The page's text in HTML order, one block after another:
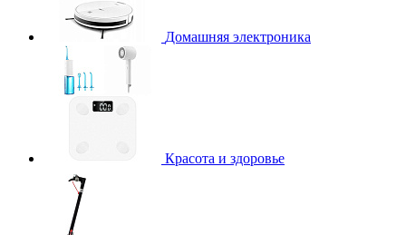
Домашняя электроника
Красота и здоровье